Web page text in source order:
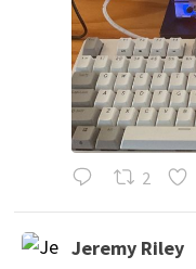
2
Jeremy Riley